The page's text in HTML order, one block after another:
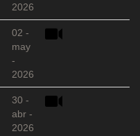
2026
02 -
may
-
2026
30 -
abr -
2026